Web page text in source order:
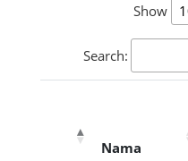
Show
Search:
Nama